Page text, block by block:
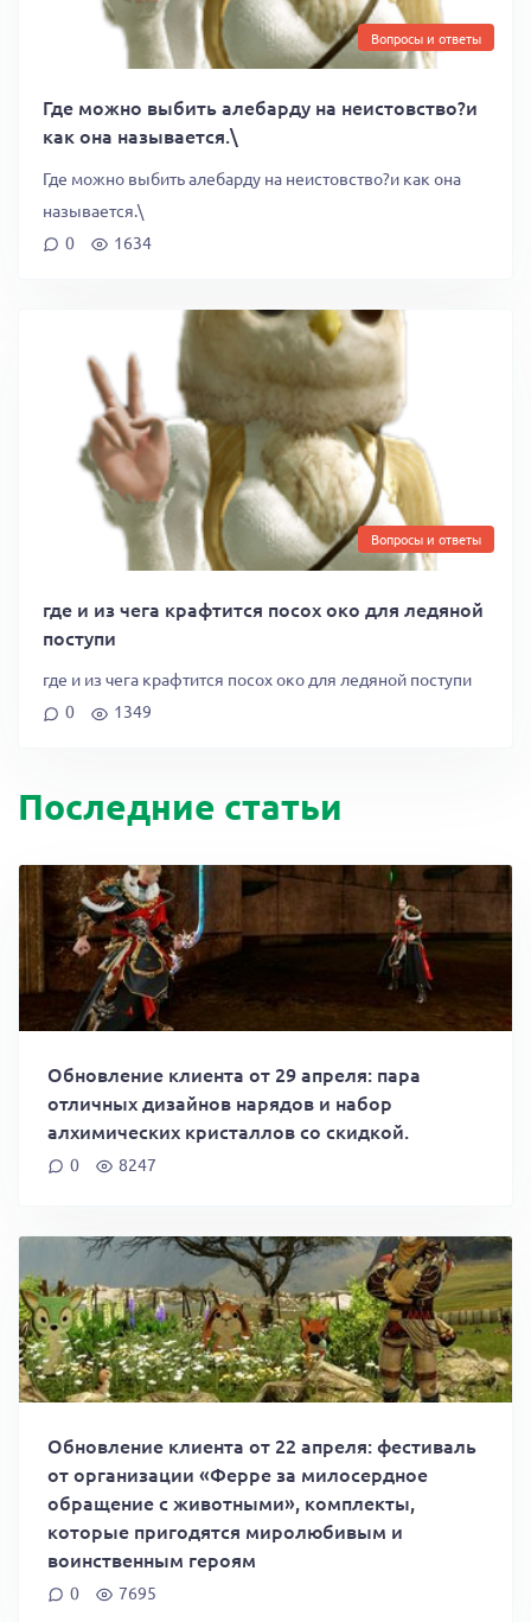
Вопросы и ответы
Где можно выбить алебарду на неистовство?и
как она называется.\
Где можно выбить алебарду на неистовство?и как она
называется.\
0
1634
Вопросы и ответы
где и из чега крафтится посох око для ледяной
поступи
где и из чега крафтится посох око для ледяной поступи
0
1349
Последние статьи
Обновление клиента от 29 апреля: пара
отличных дизайнов нарядов и набор
алхимических кристаллов со скидкой.
0 8247
Обновление клиента от 22 апреля: фестиваль
от организации «Ферре за милосердное
обращение с животными», комплекты,
которые пригодятся миролюбивым и
воинственным героям
0 7695